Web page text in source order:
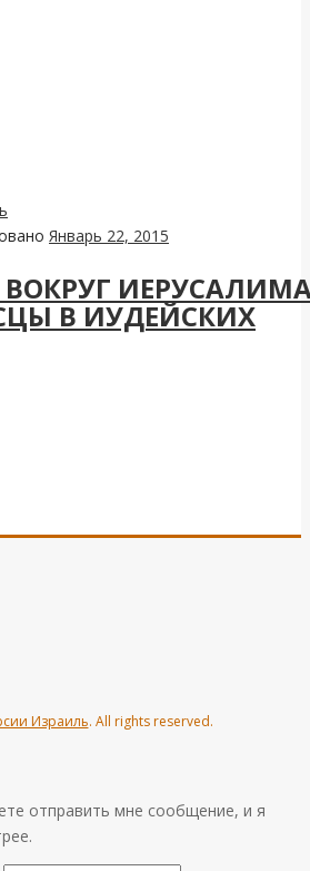
Январь 22, 2015
ВОКРУГ
В ИУДЕЙСКИХ
Израиль. All rights reserved.
отправить мне сообщение, и я